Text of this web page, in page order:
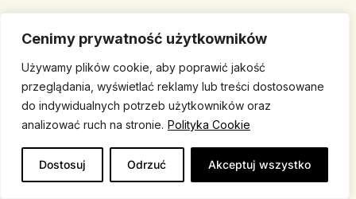
Cenimy prywatność użytkowników
Używamy plików cookie, aby poprawić jakość
przeglądania, wyświetlać reklamy lub treści dostosowane
do indywidualnych potrzeb użytkowników oraz
analizować ruch na stronie. Polityka Cookie
Dostosuj Odrzuć Akceptuj wszystko